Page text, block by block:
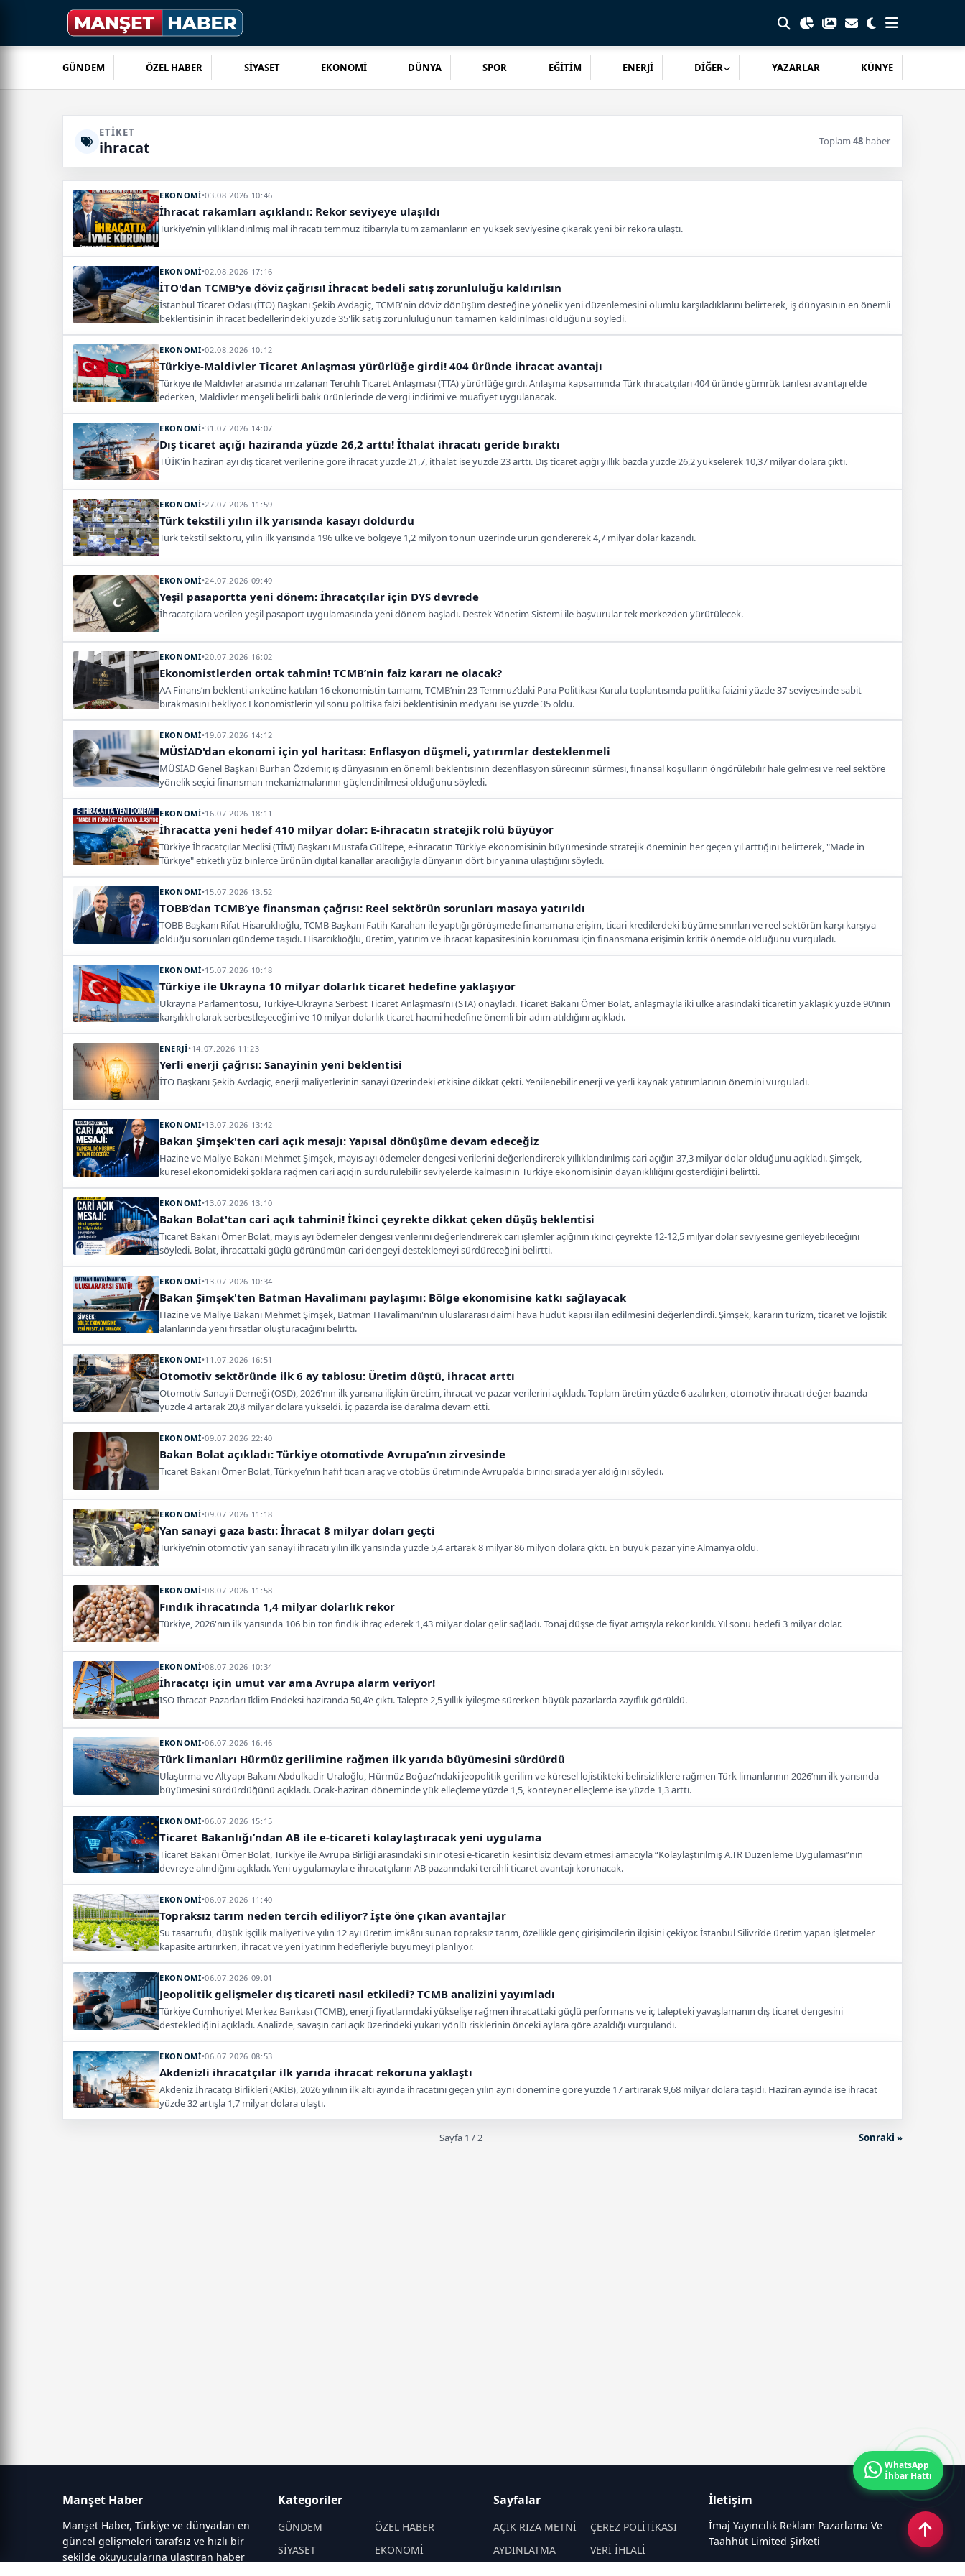
GÜNDEM ÖZEL HABER SİYASET EKONOMİ DÜNYA SPOR EĞİTİM ENERJİ DİĞER YAZARLAR KÜNYE
ETIKET
ihracat Toplam 48 haber
EKONOMİ•03.08.2026 10:46
İhracat rakamları açıklandı: Rekor seviyeye ulaşıldı
Türkiye’nin yıllıklandırılmış mal ihracatı temmuz itibarıyla tüm zamanların en yüksek seviyesine çıkarak yeni bir rekora ulaştı.
EKONOMİ•02.08.2026 17:16
İTO'dan TCMB'ye döviz çağrısı! İhracat bedeli satış zorunluluğu kaldırılsın
İstanbul Ticaret Odası (İTO) Başkanı Şekib Avdagiç, TCMB'nin döviz dönüşüm desteğine yönelik yeni düzenlemesini olumlu karşıladıklarını belirterek, iş dünyasının en önemli
beklentisinin ihracat bedellerindeki yüzde 35'lik satış zorunluluğunun tamamen kaldırılması olduğunu söyledi.
EKONOMİ•02.08.2026 10:12
Türkiye-Maldivler Ticaret Anlaşması yürürlüğe girdi! 404 üründe ihracat avantajı
Türkiye ile Maldivler arasında imzalanan Tercihli Ticaret Anlaşması (TTA) yürürlüğe girdi. Anlaşma kapsamında Türk ihracatçıları 404 üründe gümrük tarifesi avantajı elde
ederken, Maldivler menşeli belirli balık ürünlerinde de vergi indirimi ve muafiyet uygulanacak.
EKONOMİ•31.07.2026 14:07
Dış ticaret açığı haziranda yüzde 26,2 arttı! İthalat ihracatı geride bıraktı
TÜİK'in haziran ayı dış ticaret verilerine göre ihracat yüzde 21,7, ithalat ise yüzde 23 arttı. Dış ticaret açığı yıllık bazda yüzde 26,2 yükselerek 10,37 milyar dolara çıktı.
EKONOMİ•27.07.2026 11:59
Türk tekstili yılın ilk yarısında kasayı doldurdu
Türk tekstil sektörü, yılın ilk yarısında 196 ülke ve bölgeye 1,2 milyon tonun üzerinde ürün göndererek 4,7 milyar dolar kazandı.
EKONOMİ•24.07.2026 09:49
Yeşil pasaportta yeni dönem: İhracatçılar için DYS devrede
İhracatçılara verilen yeşil pasaport uygulamasında yeni dönem başladı. Destek Yönetim Sistemi ile başvurular tek merkezden yürütülecek.
EKONOMİ•20.07.2026 16:02
Ekonomistlerden ortak tahmin! TCMB’nin faiz kararı ne olacak?
AA Finans’ın beklenti anketine katılan 16 ekonomistin tamamı, TCMB’nin 23 Temmuz’daki Para Politikası Kurulu toplantısında politika faizini yüzde 37 seviyesinde sabit
bırakmasını bekliyor. Ekonomistlerin yıl sonu politika faizi beklentisinin medyanı ise yüzde 35 oldu.
EKONOMİ•19.07.2026 14:12
MÜSİAD'dan ekonomi için yol haritası: Enflasyon düşmeli, yatırımlar desteklenmeli
MÜSİAD Genel Başkanı Burhan Özdemir, iş dünyasının en önemli beklentisinin dezenflasyon sürecinin sürmesi, finansal koşulların öngörülebilir hale gelmesi ve reel sektöre
yönelik seçici finansman mekanizmalarının güçlendirilmesi olduğunu söyledi.
EKONOMİ•16.07.2026 18:11
İhracatta yeni hedef 410 milyar dolar: E-ihracatın stratejik rolü büyüyor
Türkiye İhracatçılar Meclisi (TİM) Başkanı Mustafa Gültepe, e-ihracatın Türkiye ekonomisinin büyümesinde stratejik öneminin her geçen yıl arttığını belirterek, "Made in
Türkiye" etiketli yüz binlerce ürünün dijital kanallar aracılığıyla dünyanın dört bir yanına ulaştığını söyledi.
EKONOMİ•15.07.2026 13:52
TOBB’dan TCMB’ye finansman çağrısı: Reel sektörün sorunları masaya yatırıldı
TOBB Başkanı Rifat Hisarcıklıoğlu, TCMB Başkanı Fatih Karahan ile yaptığı görüşmede finansmana erişim, ticari kredilerdeki büyüme sınırları ve reel sektörün karşı karşıya
olduğu sorunları gündeme taşıdı. Hisarcıklıoğlu, üretim, yatırım ve ihracat kapasitesinin korunması için finansmana erişimin kritik önemde olduğunu vurguladı.
EKONOMİ•15.07.2026 10:18
Türkiye ile Ukrayna 10 milyar dolarlık ticaret hedefine yaklaşıyor
Ukrayna Parlamentosu, Türkiye-Ukrayna Serbest Ticaret Anlaşması’nı (STA) onayladı. Ticaret Bakanı Ömer Bolat, anlaşmayla iki ülke arasındaki ticaretin yaklaşık yüzde 90’ının
karşılıklı olarak serbestleşeceğini ve 10 milyar dolarlık ticaret hacmi hedefine önemli bir adım atıldığını açıkladı.
ENERJİ•14.07.2026 11:23
Yerli enerji çağrısı: Sanayinin yeni beklentisi
İTO Başkanı Şekib Avdagiç, enerji maliyetlerinin sanayi üzerindeki etkisine dikkat çekti. Yenilenebilir enerji ve yerli kaynak yatırımlarının önemini vurguladı.
EKONOMİ•13.07.2026 13:42
Bakan Şimşek'ten cari açık mesajı: Yapısal dönüşüme devam edeceğiz
Hazine ve Maliye Bakanı Mehmet Şimşek, mayıs ayı ödemeler dengesi verilerini değerlendirerek yıllıklandırılmış cari açığın 37,3 milyar dolar olduğunu açıkladı. Şimşek,
küresel ekonomideki şoklara rağmen cari açığın sürdürülebilir seviyelerde kalmasının Türkiye ekonomisinin dayanıklılığını gösterdiğini belirtti.
EKONOMİ•13.07.2026 13:10
Bakan Bolat'tan cari açık tahmini! İkinci çeyrekte dikkat çeken düşüş beklentisi
Ticaret Bakanı Ömer Bolat, mayıs ayı ödemeler dengesi verilerini değerlendirerek cari işlemler açığının ikinci çeyrekte 12-12,5 milyar dolar seviyesine gerileyebileceğini
söyledi. Bolat, ihracattaki güçlü görünümün cari dengeyi desteklemeyi sürdüreceğini belirtti.
EKONOMİ•13.07.2026 10:34
Bakan Şimşek'ten Batman Havalimanı paylaşımı: Bölge ekonomisine katkı sağlayacak
Hazine ve Maliye Bakanı Mehmet Şimşek, Batman Havalimanı'nın uluslararası daimi hava hudut kapısı ilan edilmesini değerlendirdi. Şimşek, kararın turizm, ticaret ve lojistik
alanlarında yeni fırsatlar oluşturacağını belirtti.
EKONOMİ•11.07.2026 16:51
Otomotiv sektöründe ilk 6 ay tablosu: Üretim düştü, ihracat arttı
Otomotiv Sanayii Derneği (OSD), 2026'nın ilk yarısına ilişkin üretim, ihracat ve pazar verilerini açıkladı. Toplam üretim yüzde 6 azalırken, otomotiv ihracatı değer bazında
yüzde 4 artarak 20,8 milyar dolara yükseldi. İç pazarda ise daralma devam etti.
EKONOMİ•09.07.2026 22:40
Bakan Bolat açıkladı: Türkiye otomotivde Avrupa’nın zirvesinde
Ticaret Bakanı Ömer Bolat, Türkiye’nin hafif ticari araç ve otobüs üretiminde Avrupa’da birinci sırada yer aldığını söyledi.
EKONOMİ•09.07.2026 11:18
Yan sanayi gaza bastı: İhracat 8 milyar doları geçti
Türkiye’nin otomotiv yan sanayi ihracatı yılın ilk yarısında yüzde 5,4 artarak 8 milyar 86 milyon dolara çıktı. En büyük pazar yine Almanya oldu.
EKONOMİ•08.07.2026 11:58
Fındık ihracatında 1,4 milyar dolarlık rekor
Türkiye, 2026'nın ilk yarısında 106 bin ton fındık ihraç ederek 1,43 milyar dolar gelir sağladı. Tonaj düşse de fiyat artışıyla rekor kırıldı. Yıl sonu hedefi 3 milyar dolar.
EKONOMİ•08.07.2026 10:34
İhracatçı için umut var ama Avrupa alarm veriyor!
İSO İhracat Pazarları İklim Endeksi haziranda 50,4’e çıktı. Talepte 2,5 yıllık iyileşme sürerken büyük pazarlarda zayıflık görüldü.
EKONOMİ•06.07.2026 16:46
Türk limanları Hürmüz gerilimine rağmen ilk yarıda büyümesini sürdürdü
Ulaştırma ve Altyapı Bakanı Abdulkadir Uraloğlu, Hürmüz Boğazı’ndaki jeopolitik gerilim ve küresel lojistikteki belirsizliklere rağmen Türk limanlarının 2026’nın ilk yarısında
büyümesini sürdürdüğünü açıkladı. Ocak-haziran döneminde yük elleçleme yüzde 1,5, konteyner elleçleme ise yüzde 1,3 arttı.
EKONOMİ•06.07.2026 15:15
Ticaret Bakanlığı’ndan AB ile e-ticareti kolaylaştıracak yeni uygulama
Ticaret Bakanı Ömer Bolat, Türkiye ile Avrupa Birliği arasındaki sınır ötesi e-ticaretin kesintisiz devam etmesi amacıyla “Kolaylaştırılmış A.TR Düzenleme Uygulaması”nın
devreye alındığını açıkladı. Yeni uygulamayla e-ihracatçıların AB pazarındaki tercihli ticaret avantajı korunacak.
EKONOMİ•06.07.2026 11:40
Topraksız tarım neden tercih ediliyor? İşte öne çıkan avantajlar
Su tasarrufu, düşük işçilik maliyeti ve yılın 12 ayı üretim imkânı sunan topraksız tarım, özellikle genç girişimcilerin ilgisini çekiyor. İstanbul Silivri’de üretim yapan işletmeler
kapasite artırırken, ihracat ve yeni yatırım hedefleriyle büyümeyi planlıyor.
EKONOMİ•06.07.2026 09:01
Jeopolitik gelişmeler dış ticareti nasıl etkiledi? TCMB analizini yayımladı
Türkiye Cumhuriyet Merkez Bankası (TCMB), enerji fiyatlarındaki yükselişe rağmen ihracattaki güçlü performans ve iç talepteki yavaşlamanın dış ticaret dengesini
desteklediğini açıkladı. Analizde, savaşın cari açık üzerindeki yukarı yönlü risklerinin önceki aylara göre azaldığı vurgulandı.
EKONOMİ•06.07.2026 08:53
Akdenizli ihracatçılar ilk yarıda ihracat rekoruna yaklaştı
Akdeniz İhracatçı Birlikleri (AKİB), 2026 yılının ilk altı ayında ihracatını geçen yılın aynı dönemine göre yüzde 17 artırarak 9,68 milyar dolara taşıdı. Haziran ayında ise ihracat
yüzde 32 artışla 1,7 milyar dolara ulaştı.
Sayfa 1 / 2 Sonraki »
Manşet Haber
Manşet Haber, Türkiye ve dünyadan en
güncel gelişmeleri tarafsız ve hızlı bir
şekilde okuyucularına ulaştıran haber
Kategoriler
GÜNDEM
ÖZEL HABER
SİYASET
EKONOMİ
Sayfalar
AÇIK RIZA METNİ
ÇEREZ POLİTİKASI
AYDINLATMA
VERİ İHLALİ
İletişim
İmaj Yayıncılık Reklam Pazarlama Ve
Taahhüt Limited Şirketi
WhatsApp
İhbar Hattı